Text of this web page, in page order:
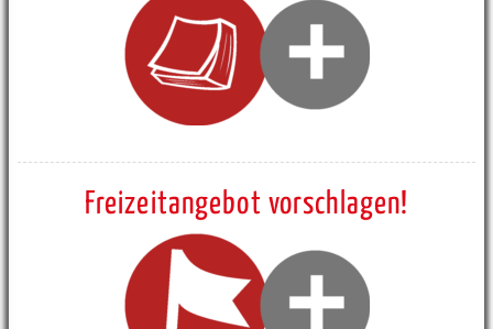
Freizeitangebot vorschlagen!